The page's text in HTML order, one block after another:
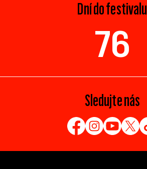
Dní do festivalu
76
Sledujte nás